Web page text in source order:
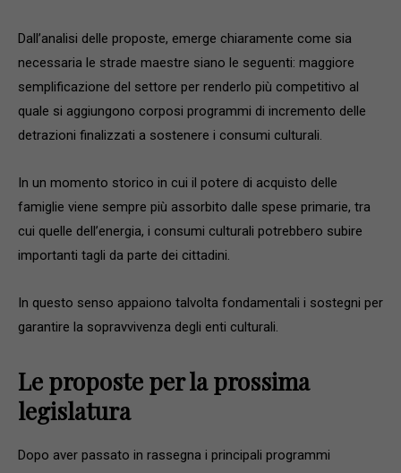
Dall’analisi delle proposte, emerge chiaramente come sia
necessaria le strade maestre siano le seguenti: maggiore
semplificazione del settore per renderlo più competitivo al
quale si aggiungono corposi programmi di incremento delle
detrazioni finalizzati a sostenere i consumi culturali.
In un momento storico in cui il potere di acquisto delle
famiglie viene sempre più assorbito dalle spese primarie, tra
cui quelle dell’energia, i consumi culturali potrebbero subire
importanti tagli da parte dei cittadini.
In questo senso appaiono talvolta fondamentali i sostegni per
garantire la sopravvivenza degli enti culturali.
Le proposte per la prossima
legislatura
Dopo aver passato in rassegna i principali programmi